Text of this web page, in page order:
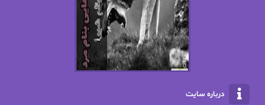
الف صاد
الکساندر دوما
الناز پاکپور‌
الناز محمدی
درباره سایت